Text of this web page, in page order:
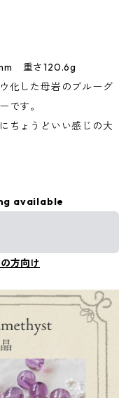
重さ120.6g
化した母岩のブルーグ
です。
ちょうどいい感じの大
available
方向け